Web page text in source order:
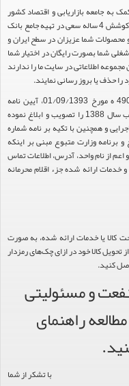
به جامعه بازاریابی و اقتصاد کشور
عزیزمان این وب سایت را راه اندازی نموده و با تلاش و کوشش 4 ساله سعی در تهیه جامع بانک
شما عزیزان در سطح ایران و
شما بصورت رایگان در اختیار شما
اطلاعاتی در سایت ما را ندارند
حذف یا بروز رسانی نمایند.
هیئت محترم دولت طی مصوبه شماره 99517/ت49016 ه مورخ 01/09/1393، آیین نامه
اجرایی قانون انتشار و دسترسی آزاد به اطلاعات مصوب سال 1388 را تصویب و ابلاغ نموده
استناد مواد 5 و 9 آیین نامه اجرایی و همچنین با تکیه بر نامه شماره
محترم طرح و برنامه وزارت متبوع مبنی بر اینکه
اعم از نام واحد، آدرس، اطلاعات تماس
خدمات ارائه شده جزء اقلام محرمانه
کالا یا خدمات ارائه شده، به صورت
کالا خود در ازای چک‌های رمزدار
کنید.
و مسئولیتی
راهنمای
با تشکر از شما